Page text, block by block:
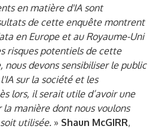
en matière d'IA sont
de cette enquête montrent
en Europe et au Royaume-Uni
risques potentiels de cette
nous devons sensibiliser le public
sur la société et les
lors, il serait utile d’avoir une
manière dont nous voulons
utilisée. » Shaun McGIRR,